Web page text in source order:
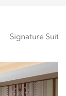
Signature Suites